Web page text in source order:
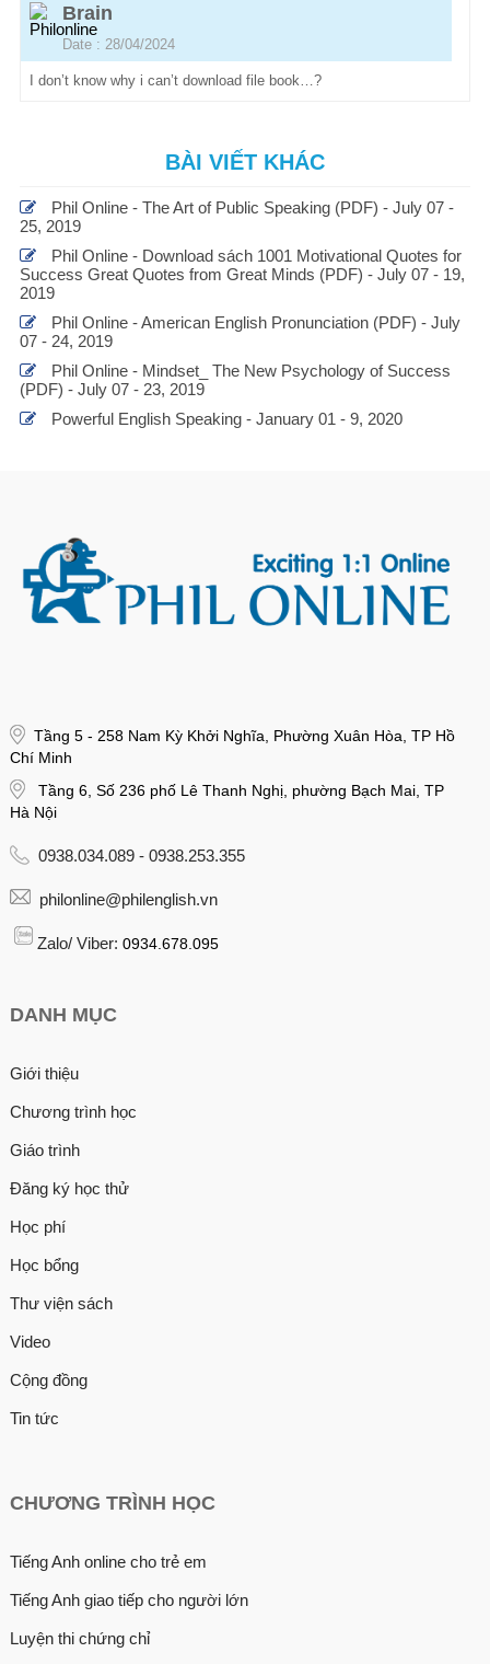
Brain
Date : 28/04/2024
I don’t know why i can’t download file book…?
BÀI VIẾT KHÁC
Phil Online - The Art of Public Speaking (PDF) - July 07 -
25, 2019
Phil Online - Download sách 1001 Motivational Quotes for
Success Great Quotes from Great Minds (PDF) - July 07 - 19,
2019
Phil Online - American English Pronunciation (PDF) - July
07 - 24, 2019
Phil Online - Mindset_ The New Psychology of Success
(PDF) - July 07 - 23, 2019
Powerful English Speaking - January 01 - 9, 2020
Tầng 5 - 258 Nam Kỳ Khởi Nghĩa, Phường Xuân Hòa, TP Hồ
Chí Minh
Tầng 6, Số 236 phố Lê Thanh Nghị, phường Bạch Mai, TP
Hà Nội
0938.034.089 - 0938.253.355
philonline@philenglish.vn
Zalo/ Viber: 0934.678.095
DANH MỤC
Giới thiệu
Chương trình học
Giáo trình
Đăng ký học thử
Học phí
Học bổng
Thư viện sách
Video
Cộng đồng
Tin tức
CHƯƠNG TRÌNH HỌC
Tiếng Anh online cho trẻ em
Tiếng Anh giao tiếp cho người lớn
Luyện thi chứng chỉ